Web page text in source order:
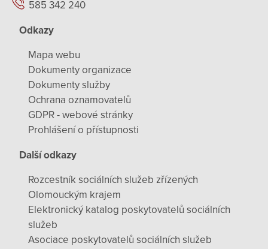
585 342 240
Odkazy
Mapa webu
Dokumenty organizace
Dokumenty služby
Ochrana oznamovatelů
GDPR - webové stránky
Prohlášení o přístupnosti
Další odkazy
Rozcestník sociálních služeb zřízených
Olomouckým krajem
Elektronický katalog poskytovatelů sociálních
služeb
Asociace poskytovatelů sociálních služeb